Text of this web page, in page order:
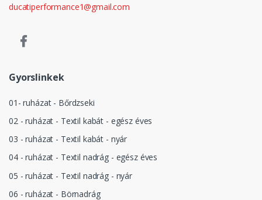
ducatiperformance1@gmail.com
Gyorslinkek
01- ruházat - Bőrdzseki
02 - ruházat - Textil kabát - egész éves
03 - ruházat - Textil kabát - nyár
04 - ruházat - Textil nadrág - egész éves
05 - ruházat - Textil nadrág - nyár
06 - ruházat - Börnadrág